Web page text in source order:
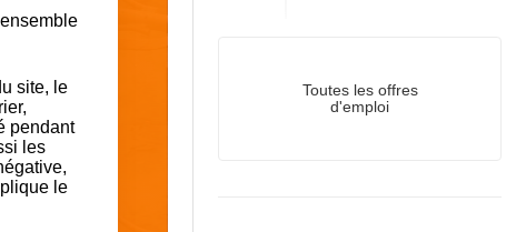
site, le
pendant
les
le
Toutes les offres
d'emploi